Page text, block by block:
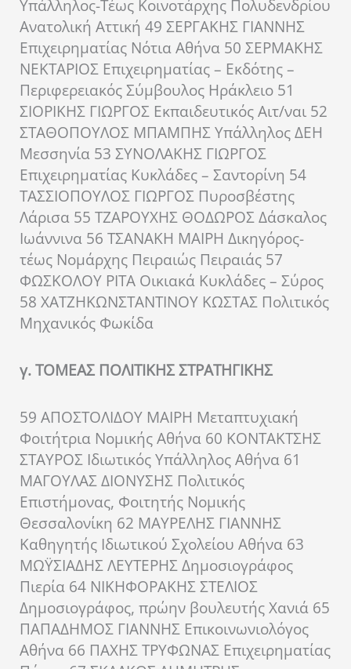
Υπάλληλος-Τέως Κοινοτάρχης Πολυδενδρίου
Ανατολική Αττική 49 ΣΕΡΓΑΚΗΣ ΓΙΑΝΝΗΣ
Επιχειρηματίας Νότια Αθήνα 50 ΣΕΡΜΑΚΗΣ
ΝΕΚΤΑΡΙΟΣ Επιχειρηματίας – Εκδότης –
Περιφερειακός Σύμβουλος Ηράκλειο 51
ΣΙΟΡΙΚΗΣ ΓΙΩΡΓΟΣ Εκπαιδευτικός Αιτ/ναι 52
ΣΤΑΘΟΠΟΥΛΟΣ ΜΠΑΜΠΗΣ Υπάλληλος ΔΕΗ
Μεσσηνία 53 ΣΥΝΟΛΑΚΗΣ ΓΙΩΡΓΟΣ
Επιχειρηματίας Κυκλάδες – Σαντορίνη 54
ΤΑΣΣΙΟΠΟΥΛΟΣ ΓΙΩΡΓΟΣ Πυροσβέστης
Λάρισα 55 ΤΖΑΡΟΥΧΗΣ ΘΟΔΩΡΟΣ Δάσκαλος
Ιωάννινα 56 ΤΣΑΝΑΚΗ ΜΑΙΡΗ Δικηγόρος-
τέως Νομάρχης Πειραιώς Πειραιάς 57
ΦΩΣΚΟΛΟΥ ΡΙΤΑ Οικιακά Κυκλάδες – Σύρος
58 ΧΑΤΖΗΚΩΝΣΤΑΝΤΙΝΟΥ ΚΩΣΤΑΣ Πολιτικός
Μηχανικός Φωκίδα
γ. ΤΟΜΕΑΣ ΠΟΛΙΤΙΚΗΣ ΣΤΡΑΤΗΓΙΚΗΣ
59 ΑΠΟΣΤΟΛΙΔΟΥ ΜΑΙΡΗ Μεταπτυχιακή
Φοιτήτρια Νομικής Αθήνα 60 ΚΟΝΤΑΚΤΣΗΣ
ΣΤΑΥΡΟΣ Ιδιωτικός Υπάλληλος Αθήνα 61
ΜΑΓΟΥΛΑΣ ΔΙΟΝΥΣΗΣ Πολιτικός
Επιστήμονας, Φοιτητής Νομικής
Θεσσαλονίκη 62 ΜΑΥΡΕΛΗΣ ΓΙΑΝΝΗΣ
Καθηγητής Ιδιωτικού Σχολείου Αθήνα 63
ΜΩΫΣΙΑΔΗΣ ΛΕΥΤΕΡΗΣ Δημοσιογράφος
Πιερία 64 ΝΙΚΗΦΟΡΑΚΗΣ ΣΤΕΛΙΟΣ
Δημοσιογράφος, πρώην βουλευτής Χανιά 65
ΠΑΠΑΔΗΜΟΣ ΓΙΑΝΝΗΣ Επικοινωνιολόγος
Αθήνα 66 ΠΑΧΗΣ ΤΡΥΦΩΝΑΣ Επιχειρηματίας